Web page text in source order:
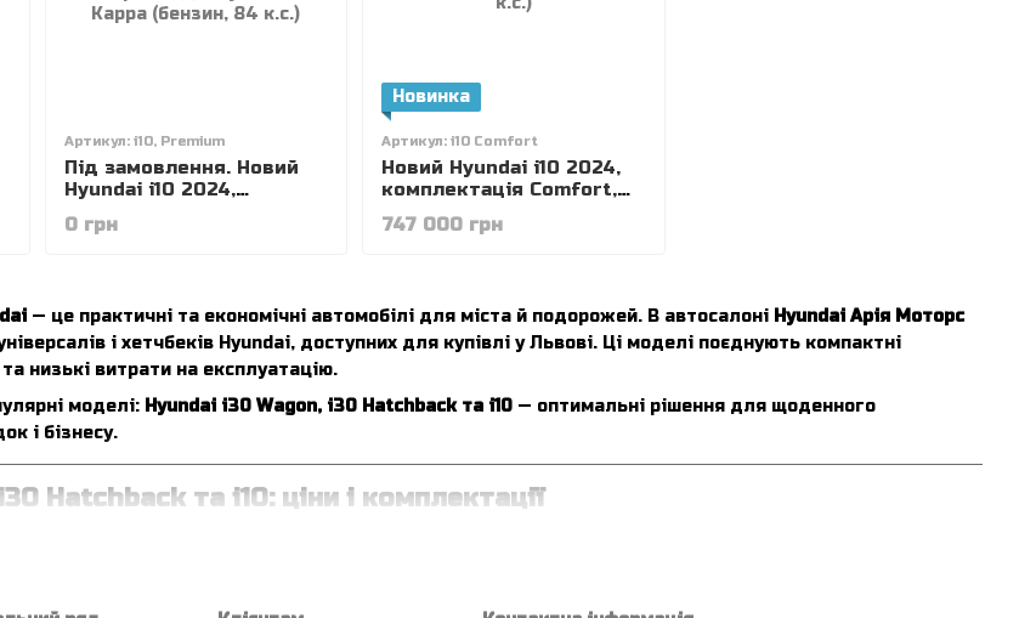
— це практичні та економічні автомобілі для міста й подорожей. В автосалоні Hyundai Арія Моторс
і хетчбеків Hyundai, доступних для купівлі у Львові. Ці моделі поєднують компактні
низькі витрати на експлуатацію.
моделі: Hyundai i30 Wagon, i30 Hatchback та i10 — оптимальні рішення для щоденного
і бізнесу.
Hatchback та i10: ціни і комплектації
хетчбек для міста
Артикул: i10, Premium
Під замовлення. Новий
Hyundai i10 2024,
комплектація Premium +
BR+ PURPLE, колір meta
0 грн
Новинка
Артикул: i10 Comfort
Новий Hyundai i10 2024,
комплектація Comfort,
колір Vibrant Blue,
двигун 1.2 MPi Kappa
747 000 грн